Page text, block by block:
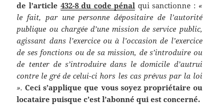
de l’article 432-8 du code pénal qui sanctionne : «
le fait, par une personne dépositaire de l’autorité
publique ou chargée d’une mission de service public,
agissant dans l’exercice ou à l’occasion de l’exercice
de ses fonctions ou de sa mission, de s’introduire ou
de tenter de s’introduire dans le domicile d’autrui
contre le gré de celui-ci hors les cas prévus par la loi
».Ceci s’applique que vous soyez propriétaire ou
locataire puisque c’est l’abonné qui est concerné.